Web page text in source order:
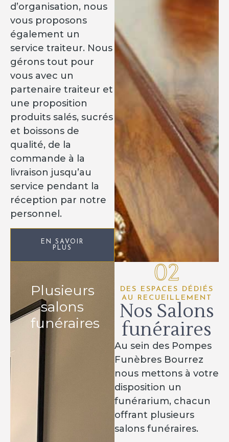
d’organisation, nous
vous proposons
également un
service traiteur. Nous
gérons tout pour
vous avec un
partenaire traiteur et
une proposition
produits salés, sucrés
et boissons de
qualité, de la
commande à la
livraison jusqu’au
service pendant la
réception par notre
personnel.
EN SAVOIR
PLUS
Plusieurs
salons
funéraires
02
DES ESPACES DÉDIÉS
AU RECUEILLEMENT
Nos Salons
funéraires
Au sein des Pompes
Funèbres Bourrez
nous mettons à votre
disposition un
funérarium, chacun
offrant plusieurs
salons funéraires.